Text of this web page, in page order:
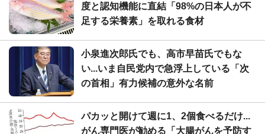
度と認知機能に直結「98%の日本人が不
足する栄養素」を取れる食材
小泉進次郎氏でも、高市早苗氏でもな
い...いま自民党内で急浮上している「次
の首相」有力候補の意外な名前
パカッと開けて週に1、2個食べるだけ...
がん専門医が勧める「大腸がんを予防す